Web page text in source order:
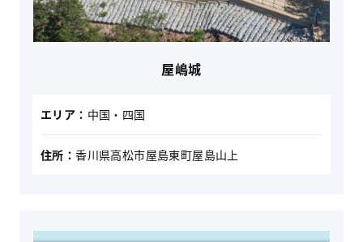
屋嶋城
エリア： 中国・四国
住所：香川県高松市屋島東町屋島山上